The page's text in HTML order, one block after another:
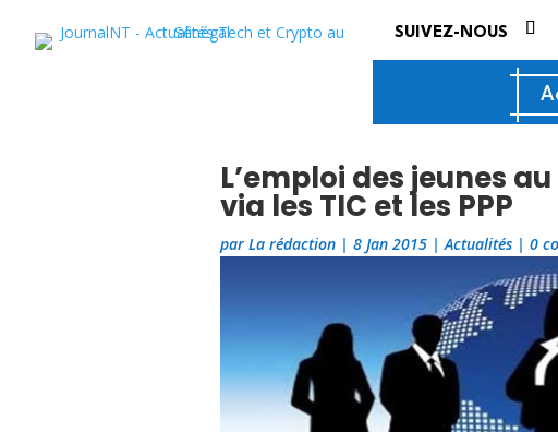
SUIVEZ-NOUS
L’emploi des jeunes
via les TIC et les PPP
par La rédaction| 8 Jan 2015|Actualités| 0